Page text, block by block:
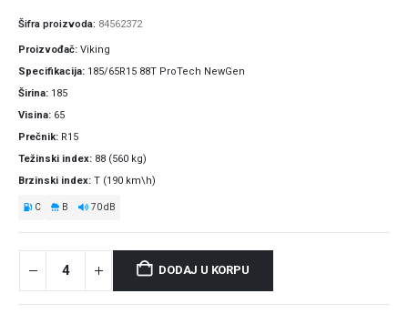
Šifra proizvoda: 84562372
Proizvođač Viking
Specifikacija 185/65R15 88T ProTech NewGen
Širina 185
Visina 65
Prečnik R15
Težinski index 88 (560 kg)
Brzinski index T (190 km\h)
C B 70 dB
DODAJ U KORPU